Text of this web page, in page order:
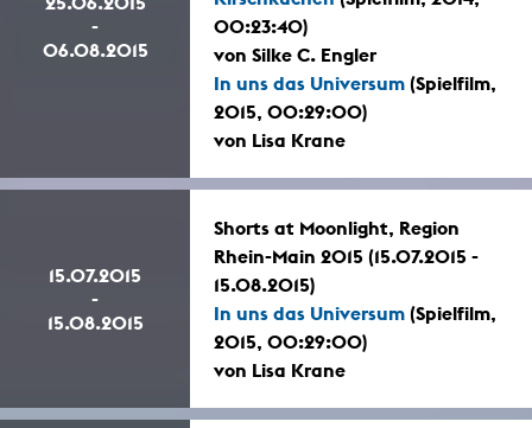
-
06.08.2015
00:23:40)
von Silke C. Engler
In uns das Universum (Spielfilm,
2015, 00:29:00)
von Lisa Krane
15.07.2015
-
15.08.2015
Shorts at Moonlight, Region
Rhein-Main 2015 (15.07.2015 -
15.08.2015)
In uns das Universum (Spielfilm,
2015, 00:29:00)
von Lisa Krane